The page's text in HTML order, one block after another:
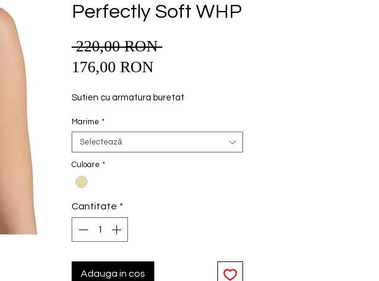
Perfectly Soft WHP
220,00 RON Preț
176,00 RONPreț
Sutien cu armatura buretat
Marime *
Selectează
Culoare *
Cantitate *
Adauga in cos